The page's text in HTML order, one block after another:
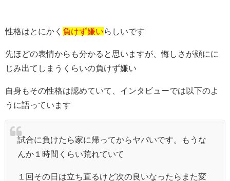
性格はとにかく 負けず嫌いらしいです
先ほどの表情からも分かると思いますが、悔しさが顔にに
じみ出てしまうくらいの負けず嫌い
自身もその性格は認めていて、インタビューでは以下のよ
うに語っています
試合に負けたら家に帰ってからヤバいです。もうな
んか１時間くらい荒れていて
１回その日は立ち直るけど次の良いなったらまた変